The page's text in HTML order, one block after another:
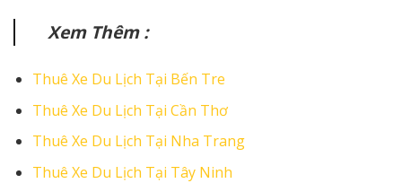
Xem Thêm :
Thuê Xe Du Lịch Tại Bến Tre
Thuê Xe Du Lịch Tại Cần Thơ
Thuê Xe Du Lịch Tại Nha Trang
Thuê Xe Du Lịch Tại Tây Ninh